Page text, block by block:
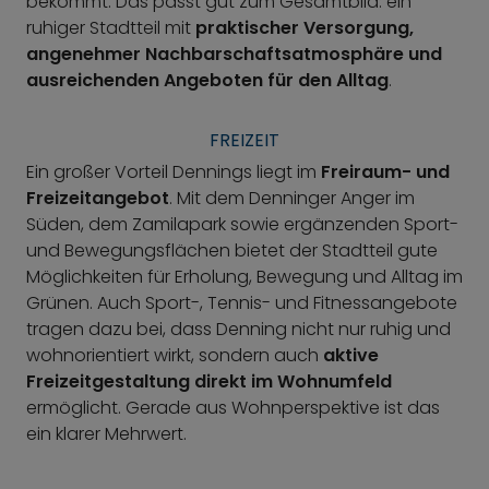
ruhiger Stadtteil mit praktischer Versorgung,
angenehmer Nachbarschaftsatmosphäre und
ausreichenden Angeboten für den Alltag.
FREIZEIT
Ein großer Vorteil Dennings liegt im Freiraum- und
Freizeitangebot. Mit dem Denninger Anger im
Süden, dem Zamilapark sowie ergänzenden Sport-
und Bewegungsflächen bietet der Stadtteil gute
Möglichkeiten für Erholung, Bewegung und Alltag im
Grünen. Auch Sport-, Tennis- und Fitnessangebote
tragen dazu bei, dass Denning nicht nur ruhig und
wohnorientiert wirkt, sondern auch aktive
Freizeitgestaltung direkt im Wohnumfeld
ermöglicht. Gerade aus Wohnperspektive ist das
ein klarer Mehrwert.